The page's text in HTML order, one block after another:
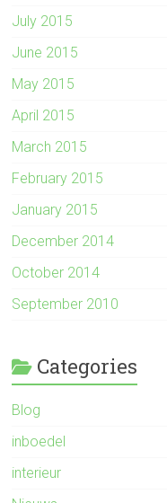
July 2015
June 2015
May 2015
April 2015
March 2015
February 2015
January 2015
December 2014
October 2014
September 2010
Categories
Blog
inboedel
interieur